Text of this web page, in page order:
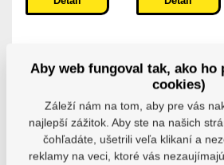
KUSY
Aby web fungoval tak, ako ho
cookies)
Záleží nám na tom, aby pre vás
najlepší zážitok. Aby ste na našich
čohľadáte, ušetrili veľa klikaní a
reklamy na veci, ktoré vás